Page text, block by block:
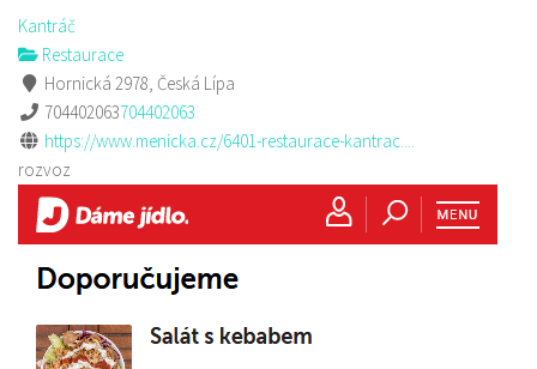
Kantráč
Restaurace
Hornická 2978, Česká Lípa
704402063704402063
https://www.menicka.cz/6401-restaurace-kantrac....
rozvoz